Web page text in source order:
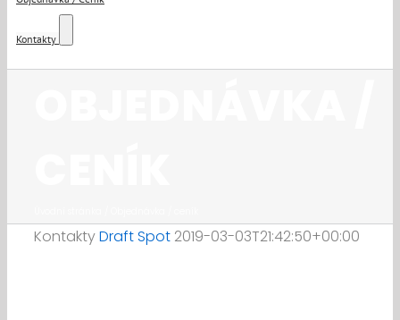
Kontakty
KontaktyDraft Spot 2019-03-03T21:42:50+00:00